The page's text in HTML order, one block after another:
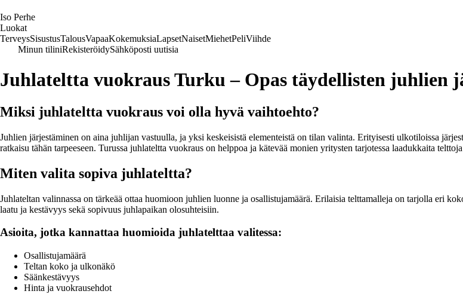
Iso Perhe
Luokat
TerveysSisustusTalousVapaaKokemuksiaLapsetNaisetMiehetPeliViihde
Minun tiliniRekisteröidySähköposti uutisia
Juhlateltta vuokraus Turku – Opas täydellisten juhlien
Miksi juhlateltta vuokraus voi olla hyvä vaihtoehto?
Juhlien järjestäminen on aina juhlijan vastuulla, ja yksi keskeisistä elementeistä on tilan valinta. Erityisesti ulkotiloissa
ratkaisu tähän tarpeeseen. Turussa juhlateltta vuokraus on helppoa ja kätevää monien yritysten tarjotessa laadukkaita
Miten valita sopiva juhlateltta?
Juhlateltan valinnassa on tärkeää ottaa huomioon juhlien luonne ja osallistujamäärä. Erilaisia telttamalleja on tarjolla eri
laatu ja kestävyys sekä sopivuus juhlapaikan olosuhteisiin.
Asioita, jotka kannattaa huomioida juhlatelttaa valitessa:
Osallistujamäärä
Teltan koko ja ulkonäkö
Säänkestävyys
Hinta ja vuokrausehdot